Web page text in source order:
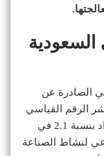
السعودية
الصادرة عن
الرقم القياسي
الفرعي لنشاط التعدين واستغلال المحاجر زاد بنسبة 2.1 في
لنشاط الصناعة